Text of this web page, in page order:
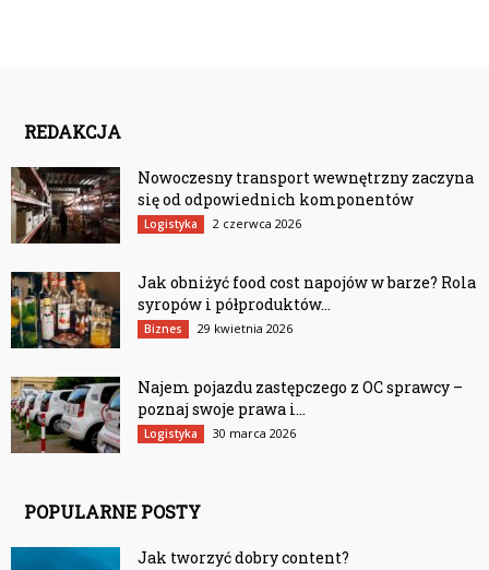
REDAKCJA
Nowoczesny transport wewnętrzny zaczyna
się od odpowiednich komponentów
Logistyka 2 czerwca 2026
Jak obniżyć food cost napojów w barze? Rola
syropów i półproduktów...
Biznes 29 kwietnia 2026
Najem pojazdu zastępczego z OC sprawcy –
poznaj swoje prawa i...
Logistyka 30 marca 2026
POPULARNE POSTY
Jak tworzyć dobry content?